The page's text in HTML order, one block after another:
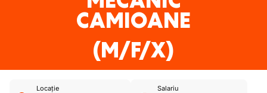
CAMIOANE
(M/F/X)
Locație Salariu